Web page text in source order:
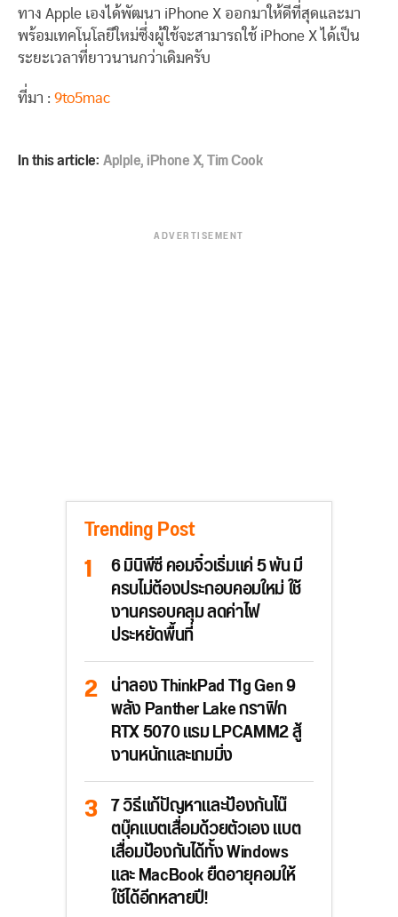
ทาง Apple เองได้พัฒนา iPhone X ออกมาให้ดีที่สุดและมา
พร้อมเทคโนโลยีใหม่ซึ่งผู้ใช้จะสามารถใช้ iPhone X ได้เป็น
ระยะเวลาที่ยาวนานกว่าเดิมครับ
ที่มา : 9to5mac
In this article:Aplple,iPhone X,Tim Cook
ADVERTISEMENT
Trending Post
6 มินิพีซี คอมจิ๋วเริ่มแค่ 5 พัน มี
ครบไม่ต้องประกอบคอมใหม่ ใช้
งานครอบคลุม ลดค่าไฟ
ประหยัดพื้นที่
น่าลอง ThinkPad T1g Gen 9
พลัง Panther Lake กราฟิก
RTX 5070 แรม LPCAMM2 สู้
งานหนักและเกมมิ่ง
7 วิธีแก้ปัญหาและป้องกันโน๊
ตบุ๊คแบตเสื่อมด้วยตัวเอง แบต
เสื่อมป้องกันได้ทั้ง Windows
และ MacBook ยืดอายุคอมให้
ใช้ได้อีกหลายปี!